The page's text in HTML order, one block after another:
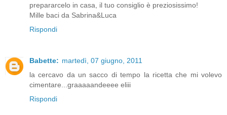
prepararcelo in casa, il tuo consiglio è preziosissimo!
Mille baci da Sabrina&Luca
Rispondi
Babette: martedì, 07 giugno, 2011
la cercavo da un sacco di tempo la ricetta che mi volevo
cimentare...graaaaandeeee eliii
Rispondi